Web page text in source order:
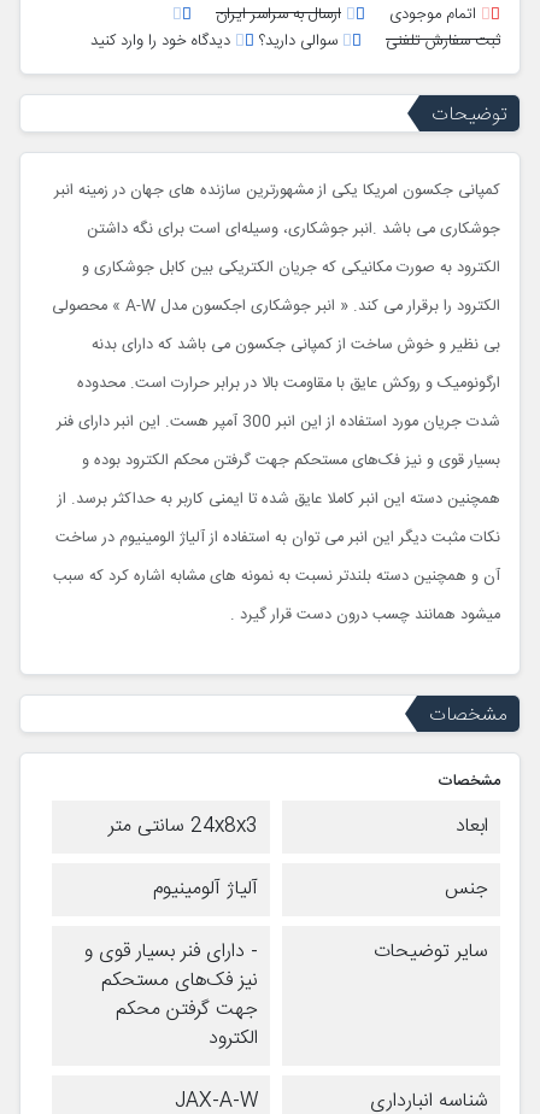
اتمام موجودی
ارسال به سراسر ایران
ثبت سفارش تلفنی
سوالی دارید؟ دیدگاه خود را وارد کنید
توضیحات
کمپانی جکسون امریکا یکی از مشهورترین سازنده های جهان در زمینه انبر
جوشکاری می باشد .انبر جوشکاری، وسیله‌ای است برای نگه داشتن
الکترود به صورت مکانیکی که جریان الکتریکی بین کابل جوشکاری و
الکترود را برقرار می کند. « انبر جوشکاری اجکسون مدل A-W » محصولی
بی نظیر و خوش ساخت از کمپانی جکسون می باشد که دارای بدنه
ارگونومیک و روکش عایق با مقاومت بالا در برابر حرارت است. محدوده
شدت جریان مورد استفاده از این انبر 300 آمپر هست. این انبر دارای فنر
بسیار قوی و نیز فک‌های مستحکم جهت گرفتن محکم الکترود بوده و
همچنین دسته این انبر کاملا عایق شده تا ایمنی کاربر به حداکثر برسد. از
نکات مثبت دیگر این انبر می توان به استفاده از آلیاژ الومینیوم در ساخت
آن و همچنین دسته بلندتر نسبت به نمونه های مشابه اشاره کرد که سبب
میشود همانند چسب درون دست قرار گیرد .
مشخصات
مشخصات
ابعاد
24x8x3 سانتی متر
جنس
آلیاژ آلومینیوم
سایر توضیحات
- دارای فنر بسیار قوی و
نیز فک‌های مستحکم
جهت گرفتن محکم
الکترود
شناسه انبارداری
JAX-A-W